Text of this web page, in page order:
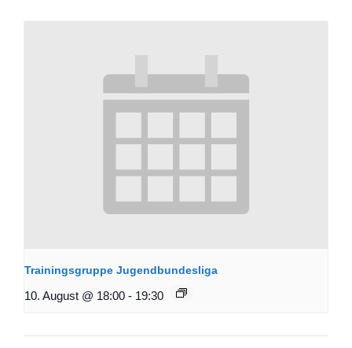
Trainingsgruppe Jugendbundesliga
10. August @ 18:00 - 19:30